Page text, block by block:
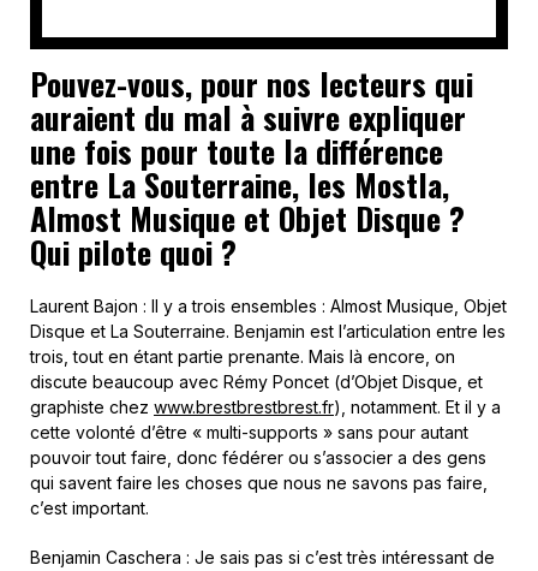
Pouvez-vous, pour nos lecteurs qui
auraient du mal à suivre expliquer
une fois pour toute la différence
entre La Souterraine, les Mostla,
Almost Musique et Objet Disque ?
Qui pilote quoi ?
Laurent Bajon : Il y a trois ensembles : Almost Musique, Objet
Disque et La Souterraine. Benjamin est l’articulation entre les
trois, tout en étant partie prenante. Mais là encore, on
discute beaucoup avec Rémy Poncet (d’Objet Disque, et
graphiste chez www.brestbrestbrest.fr), notamment. Et il y a
cette volonté d’être « multi-supports » sans pour autant
pouvoir tout faire, donc fédérer ou s’associer a des gens
qui savent faire les choses que nous ne savons pas faire,
c’est important.
Benjamin Caschera : Je sais pas si c’est très intéressant de